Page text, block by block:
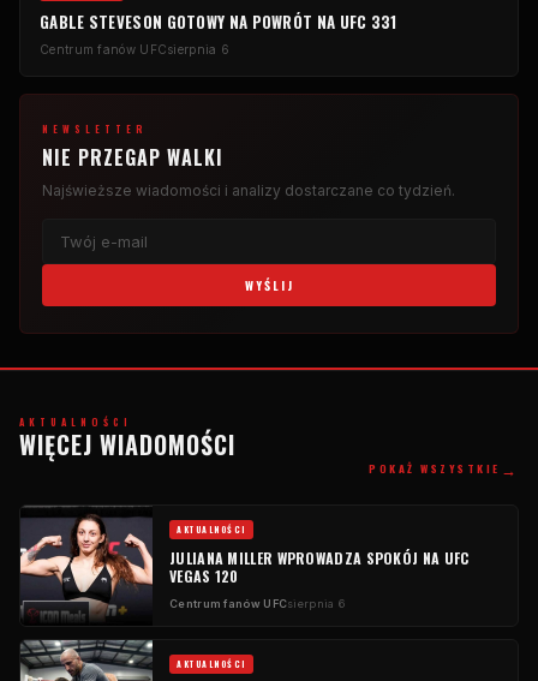
GABLE STEVESON GOTOWY NA POWRÓT NA UFC 331
Centrum fanów UFCsierpnia 6
NEWSLETTER
NIE PRZEGAP WALKI
Najświeższe wiadomości i analizy dostarczane co tydzień.
WYŚLIJ
AKTUALNOŚCI
WIĘCEJ WIADOMOŚCI
POKAŻ WSZYSTKIE →
AKTUALNOŚCI
JULIANA MILLER WPROWADZA SPOKÓJ NA UFC
VEGAS 120
Centrum fanów UFCsierpnia 6
AKTUALNOŚCI